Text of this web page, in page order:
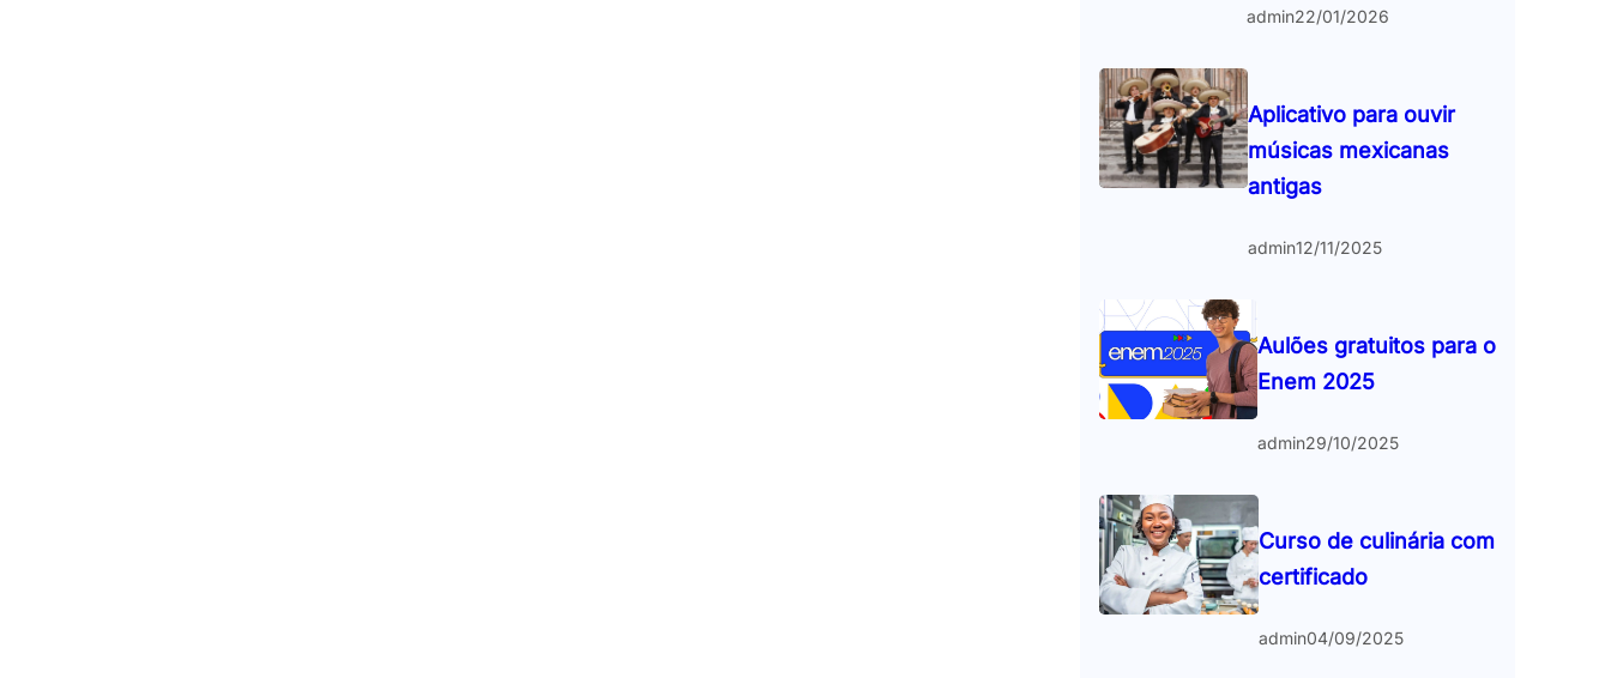
admin22/01/2026
Aplicativo para ouvir
músicas mexicanas
antigas
admin12/11/2025
Aulões gratuitos para o
Enem 2025
admin29/10/2025
Curso de culinária com
certificado
admin04/09/2025